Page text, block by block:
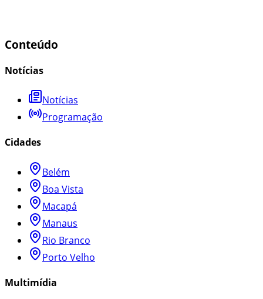
Conteúdo
Notícias
Notícias
Programação
Cidades
Belém
Boa Vista
Macapá
Manaus
Rio Branco
Porto Velho
Multimídia